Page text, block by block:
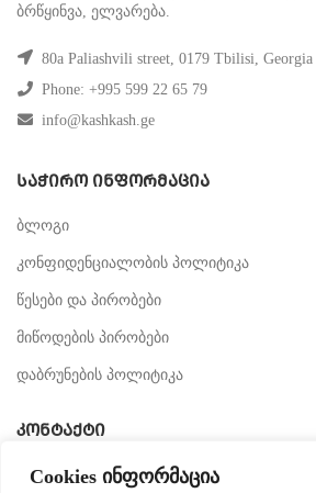
Cookies ინფორმაცია
ბრწყინვა, ელვარება.
80a Paliashvili street, 0179 Tbilisi, Georgia
Phone: +995 599 22 65 79
info@kashkash.ge
ᲡᲐᲭᲘᲠᲝ ᲘᲜᲤᲝᲠᲛᲐᲪᲘᲐ
ბლოგი
კონფიდენციალობის პოლიტიკა
წესები და პირობები
მიწოდების პირობები
დაბრუნების პოლიტიკა
ᲙᲝᲜᲢᲐᲥᲢᲘ
მედია